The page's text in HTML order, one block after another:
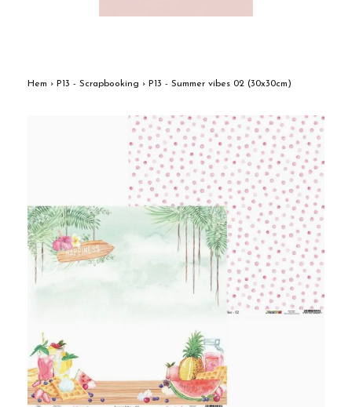
Hem › P13 - Scrapbooking › P13 - Summer vibes 02 (30x30cm)